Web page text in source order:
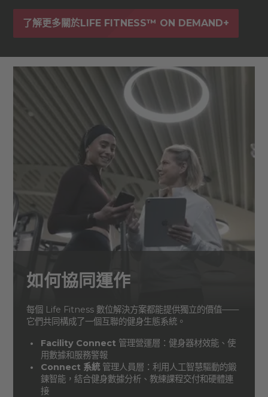
了解更多關於LIFE FITNESS™ ON DEMAND+
如何協同運作
每個 Life Fitness 數位解決方案都能提供獨立的價值——
它們共同構成了一個互聯的健身生態系統。
Facility Connect 管理營運層：健身器材效能、使
用數據和服務警報
Connect 系統 管理人員層：利用人工智慧驅動的鍛
鍊智能，結合健身數據分析、教練課程交付和硬體連
接